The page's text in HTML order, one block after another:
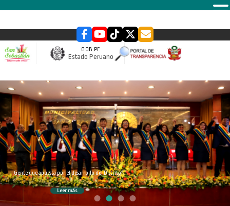
GOB.PE
Estado Peruano
slider
Gente que apuesta por el desarrollo del Distrito
Leer más